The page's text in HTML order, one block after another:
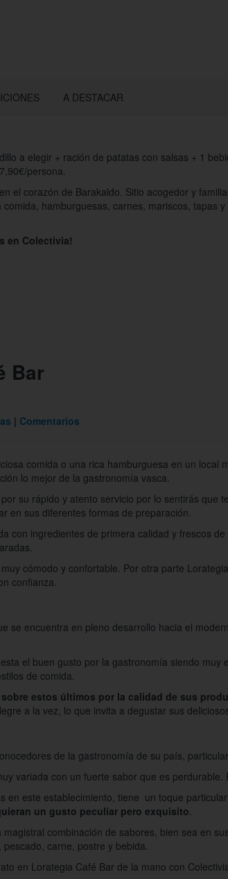
A DESTACAR
a elegir + ración de patatas con salsas + 1
persona.
el corazón de Barakaldo. Sitio acogedor y
hamburguesas, carnes, mariscos, tapas y
en Colectivia!
Bar
Comentarios
comida o una rica hamburguesa en un local
lo mejor de la gastronomía vasca.
su rápido y atento servicio por lo sentirás que
en sus diferentes formas de preparación.
con ingredientes de primera calidad y frescos
cómodo y confortable. Por otra parte
confianza.
se encuentra en pleno desarrollo hacia el
el buen gusto por la gastronomía siendo
de comida.
estos últimos por la calidad de sus
a la vez, lo que invita a degustar sus
de la gastronomía de su país,
variada con un fuerte sabor que es
en este establecimiento, tiene un toque
un gusto peculiar pero exquisito.
combinación de sabores, bien sea en
carne, postre y bebida.
en Lorategia Café Bar de la mano con